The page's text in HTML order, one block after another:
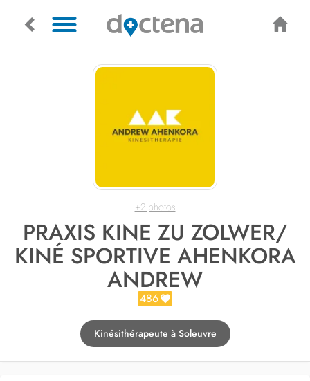
+2 photos
PRAXIS KINE ZU ZOLWER/
KINÉ SPORTIVE AHENKORA
ANDREW
486
Kinésithérapeute à Soleuvre